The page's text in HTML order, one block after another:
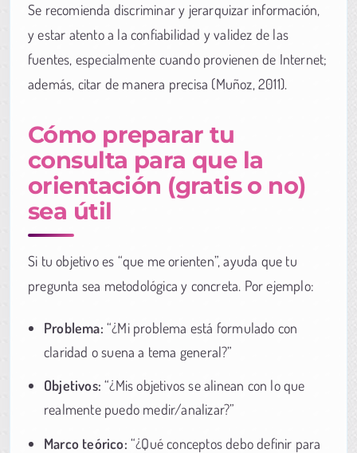
Se recomienda discriminar y jerarquizar información,
y estar atento a la confiabilidad y validez de las
fuentes, especialmente cuando provienen de Internet;
además, citar de manera precisa (Muñoz, 2011).
Cómo preparar tu
consulta para que la
orientación (gratis o no)
sea útil
Si tu objetivo es “que me orienten”, ayuda que tu
pregunta sea metodológica y concreta. Por ejemplo:
Problema: “¿Mi problema está formulado con
claridad o suena a tema general?”
Objetivos: “¿Mis objetivos se alinean con lo que
realmente puedo medir/analizar?”
Marco teórico: “¿Qué conceptos debo definir para